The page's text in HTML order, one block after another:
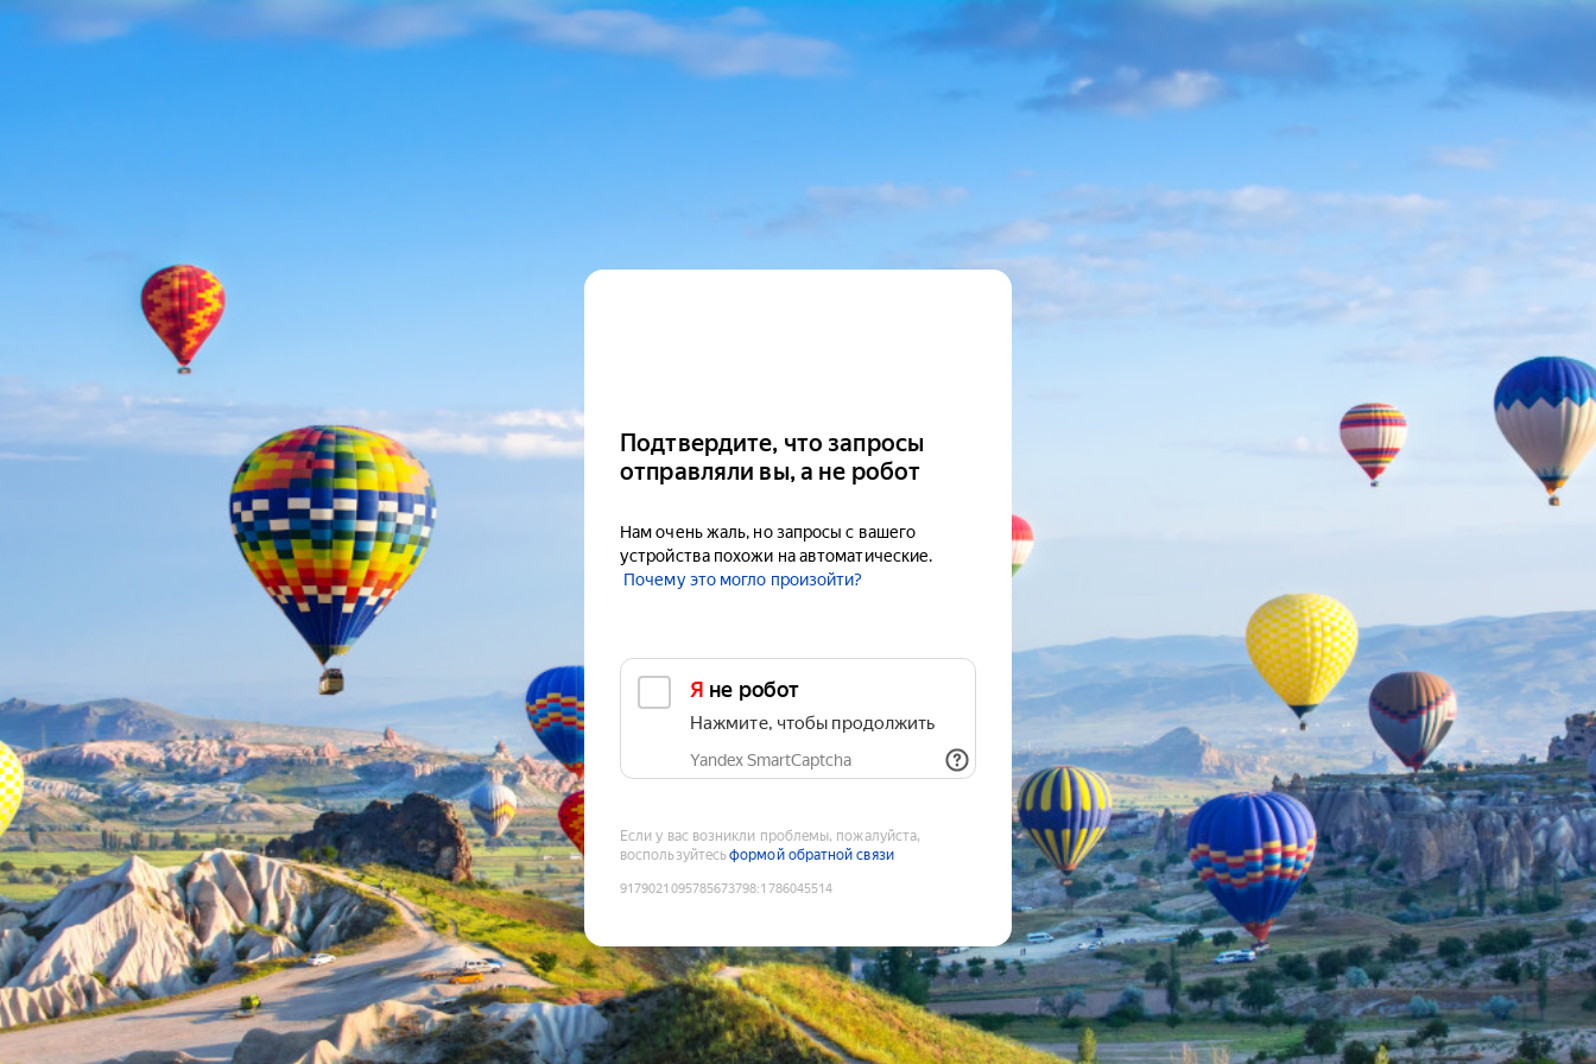
Подтвердите, что запросы
отправляли вы, а не робот
Нам очень жаль, но запросы с вашего
устройства похожи на автоматические.
Почему это могло произойти?
Я не робот
Нажмите, чтобы продолжить
Yandex SmartCaptcha
Если у вас возникли проблемы, пожалуйста,
воспользуйтесьформой обратной связи
9179021095785673798:1786045514